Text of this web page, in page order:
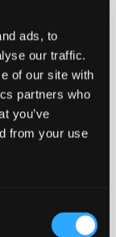
ads, to
our traffic.
of our site with
partners who
you’ve
from your use
du sende os
LANG LEVETID